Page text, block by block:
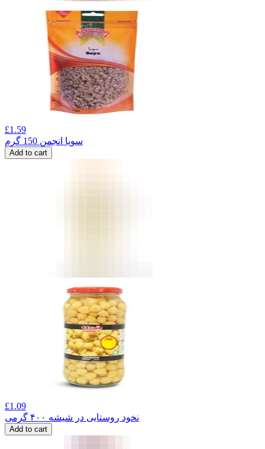
£1.59
سویا انجمن 150 گرم
Add to cart
£1.09
نخود روستایی در شیشه ۴۰۰ گرمی
Add to cart